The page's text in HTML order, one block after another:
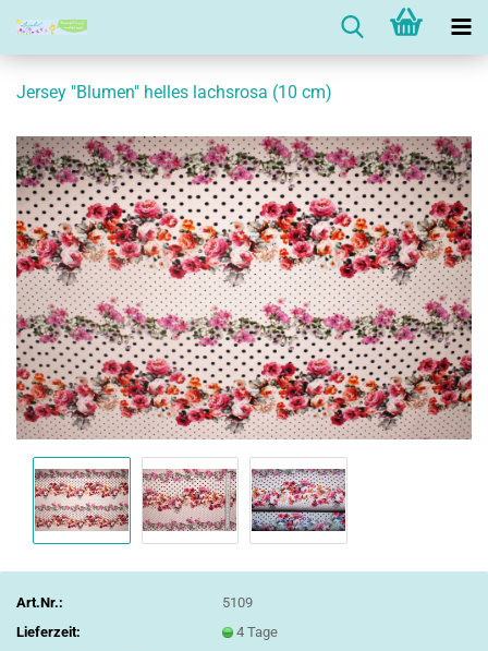
Jersey "Blumen" helles lachsrosa (10 cm)
Art.Nr.:
5109
Lieferzeit:
4 Tage